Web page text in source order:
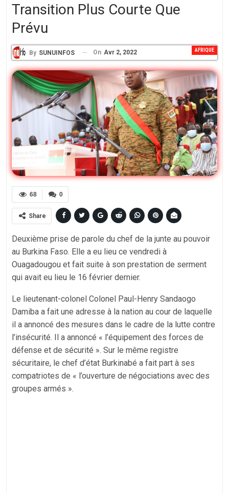
Transition Plus Courte Que
Prévu
AFRIQUE
By SUNUINFOS On Avr 2, 2022
0
68
Share
Deuxième prise de parole du chef de la junte au pouvoir
au Burkina Faso. Elle a eu lieu ce vendredi à
Ouagadougou et fait suite à son prestation de serment
qui avait eu lieu le 16 février dernier.
Le lieutenant-colonel Colonel Paul-Henry Sandaogo
Damiba a fait une adresse à la nation au cour de laquelle
il a annoncé des mesures dans le cadre de la lutte contre
l’insécurité. Il a annoncé « l’équipement des forces de
défense et de sécurité ». Sur le même registre
sécuritaire, le chef d’état Burkinabé a fait part à ses
compatriotes de « l’ouverture de négociations avec des
groupes armés ».